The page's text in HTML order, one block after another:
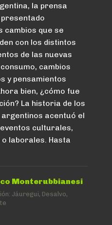
la prensa
cambios que se
con los distintos
de las nuevas
cambios
y pensamientos
bien, ¿cómo fue
La historia de los
acentuó el
culturales,
laborales. Hasta
Monterubbianesi
Jáuregui, Desalvo,